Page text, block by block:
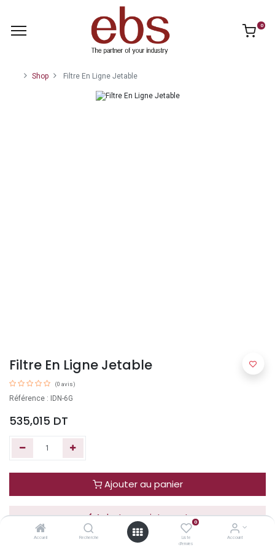
Accueil Recherche
0
Liste
d'envies
Account
0
Shop Filtre En Ligne Jetable
Filtre En Ligne Jetable
(0 avis)
Référence : IDN-6G
535,015 DT
Ajouter au panier
Acheter maintenant